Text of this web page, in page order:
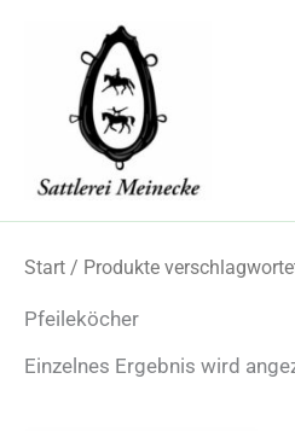
Start / Produkte
Pfeileköcher
Einzelnes Ergebnis wird